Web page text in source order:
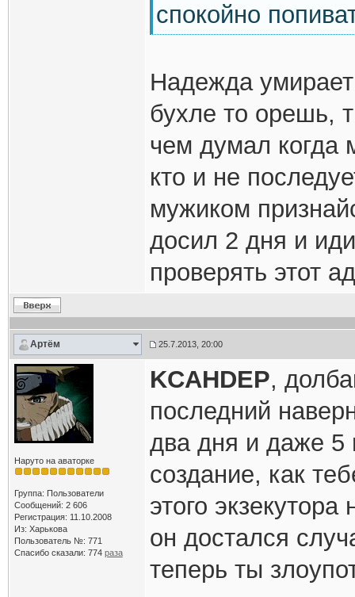
спокойно
Надежда
бухле то орешь,
чем думал когда
кто и не
мужиком
досил 2 дня и
проверять этот
Артём 25.7.2013, 20:00
Наруто на аваторке
Группа: Пользователи
Сообщений: 2 606
Регистрация: 11.10.2008
Из: Харькова
Пользователь №: 771
Спасибо сказали: 774 раза
KCAHDEP,
последний
два дня и даже 5
создание, как
этого
он достался
теперь ты